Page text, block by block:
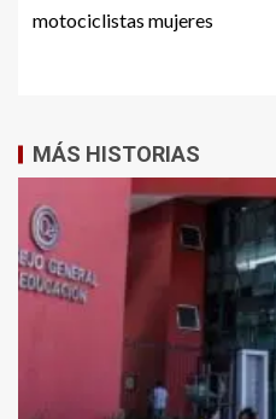
motociclistas mujeres
MÁS HISTORIAS